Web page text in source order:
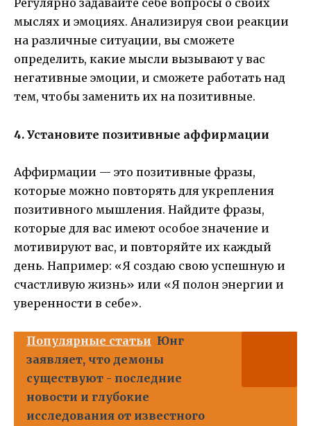
Регулярно задавайте себе вопросы о своих
мыслях и эмоциях. Анализируя свои реакции
на различные ситуации, вы сможете
определить, какие мысли вызывают у вас
негативные эмоции, и сможете работать над
тем, чтобы заменить их на позитивные.
4. Установите позитивные аффирмации
Аффирмации — это позитивные фразы,
которые можно повторять для укрепления
позитивного мышления. Найдите фразы,
которые для вас имеют особое значение и
мотивируют вас, и повторяйте их каждый
день. Например: «Я создаю свою успешную и
счастливую жизнь» или «Я полон энергии и
уверенности в себе».
Популярные статьи Юнг
заявляет, что демоны
существуют - последние
новости и глубокие
исследования от известного